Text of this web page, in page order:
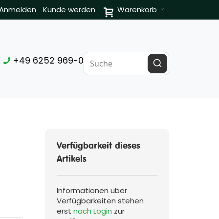
Warenkorb
Kunde werden
+49 6252 969-0
Verfügbarkeit dieses
Artikels
Informationen über
Verfügbarkeiten stehen
erstnach Login zur